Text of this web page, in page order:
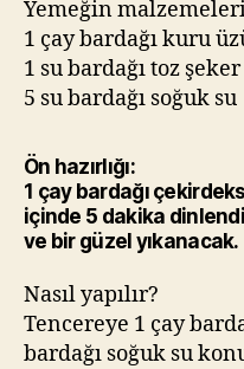
Yemeğin
1 çay bardağı kuru
1 su bardağı toz şeker
5 su bardağı soğuk su
Ön hazırlığı:
1 çay bardağı
içinde 5 dakika
ve bir güzel yıkanacak.
Nasıl yapılır?
Tencereye 1 çay
bardağı soğuk su